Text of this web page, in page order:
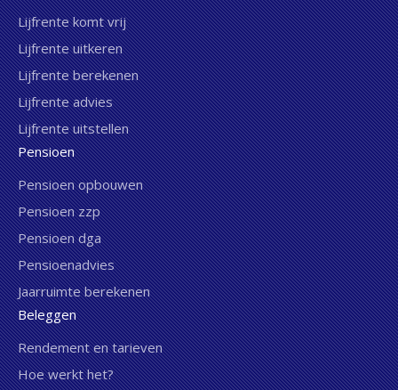
Lijfrente komt vrij
Lijfrente uitkeren
Lijfrente berekenen
Lijfrente advies
Lijfrente uitstellen
Pensioen
Pensioen opbouwen
Pensioen zzp
Pensioen dga
Pensioenadvies
Jaarruimte berekenen
Beleggen
Rendement en tarieven
Hoe werkt het?